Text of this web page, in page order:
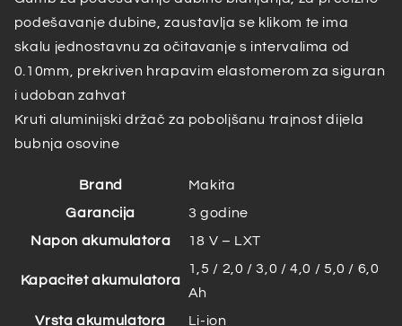
podešavanje dubine, zaustavlja se klikom te ima
skalu jednostavnu za očitavanje s intervalima od
0.10mm, prekriven hrapavim elastomerom za siguran
i udoban zahvat
Kruti aluminijski držač za poboljšanu trajnost dijela
bubnja osovine
Brand
Makita
Garancija
3 godine
Napon akumulatora
18 V – LXT
Kapacitet akumulatora
1,5 / 2,0 / 3,0 / 4,0 / 5,0 / 6,0
Ah
Vrsta akumulatora
Li-ion